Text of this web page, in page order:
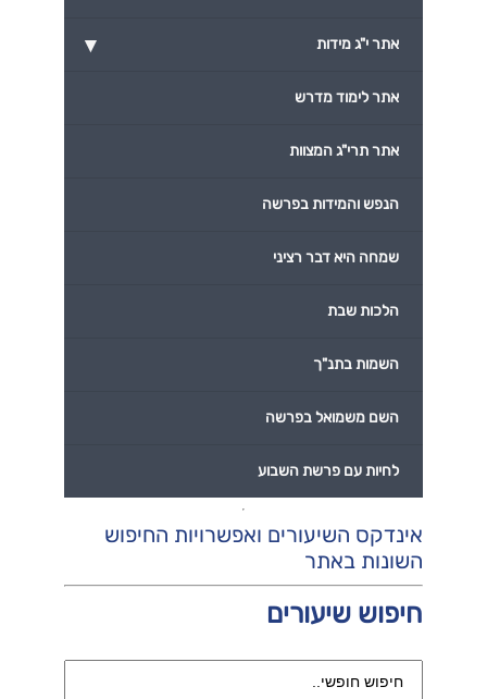
אינדקס השיעורים ואפשרויות החיפוש
השונות באתר
חיפוש שיעורים
▾ אתר י"ג מידות
אתר לימוד מדרש
אתר תרי"ג המצוות
הנפש והמידות בפרשה
שמחה היא דבר רציני
הלכות שבת
השמות בתנ"ך
השם משמואל בפרשה
לחיות עם פרשת השבוע